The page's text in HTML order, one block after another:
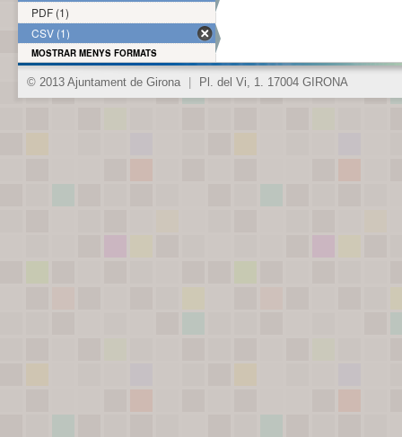
PDF (1)
CSV (1)
MOSTRAR MENYS FORMATS
© 2013 Ajuntament de Girona Pl. del Vi, 1. 17004 GIRONA